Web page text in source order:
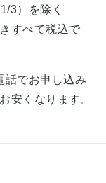
3）を除く
すべて税込で
話でお申し込み
安くなります。​